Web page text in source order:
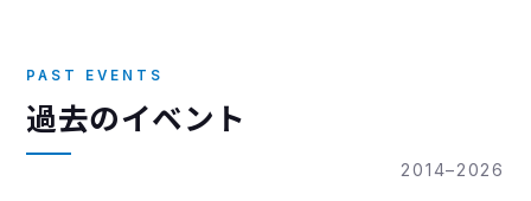
PAST EVENTS
過去のイベント
2014–2026